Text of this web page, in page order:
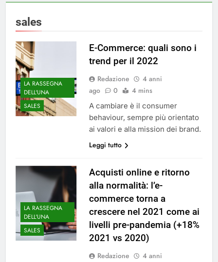
sales
LA RASSEGNA
DELL'UNA
SALES
E-Commerce: quali sono i
trend per il 2022
Redazione
4 anni
ago
0 4 mins
A cambiare è il consumer
behaviour, sempre più orientato
ai valori e alla mission dei brand.
Leggi tutto
LA RASSEGNA
DELL'UNA
SALES
Acquisti online e ritorno
alla normalità: l’e-
commerce torna a
crescere nel 2021 come ai
livelli pre-pandemia (+18%
2021 vs 2020)
Redazione
4 anni